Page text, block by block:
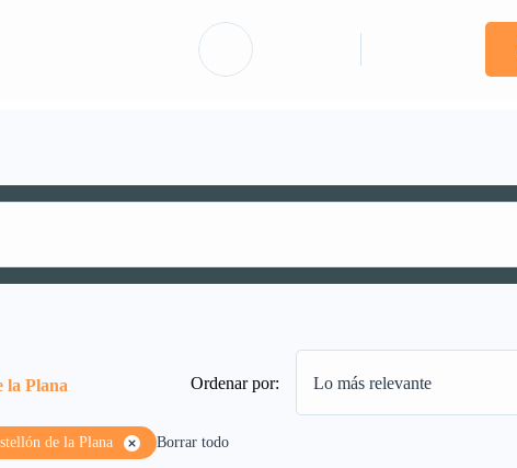
la Plana Ordenar por: Lo más relevante
de la Plana Borrar todo